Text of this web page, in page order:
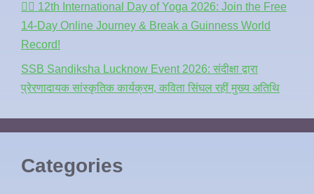
🧘‍♂️ 12th International Day of Yoga 2026: Join the Free
14-Day Online Journey & Break a Guinness World
Record!
SSB Sandiksha Lucknow Event 2026: संदीक्षा द्वारा
प्रेरणादायक सांस्कृतिक कार्यक्रम, कविता सिंघल रहीं मुख्य अतिथि
Categories